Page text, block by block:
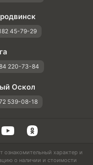
45-79-29
220-73-84
Оскол
539-08-18
ознакомительный характер и
о наличии и стоимости